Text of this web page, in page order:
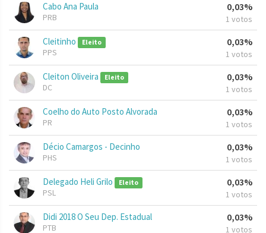
Cabo Ana Paula
PRB
0,03%
1 votos
Cleitinho Eleito
PPS
0,03%
1 votos
Cleiton Oliveira Eleito
DC
0,03%
1 votos
Coelho do Auto Posto Alvorada
PR
0,03%
1 votos
Décio Camargos - Decinho
PHS
0,03%
1 votos
Delegado Heli Grilo Eleito
PSL
0,03%
1 votos
Didi 2018 O Seu Dep. Estadual
PTB
0,03%
1 votos